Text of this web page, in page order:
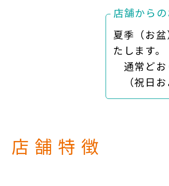
店舗から
夏季（お
たします。
通常どお
（祝日お
店舗特徴